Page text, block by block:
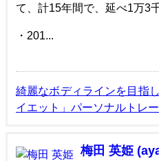
て、計15年間で、延べ1万3
・201...
綺麗なボディラインを目指
イエット」パーソナルトレ
梅田 英姫